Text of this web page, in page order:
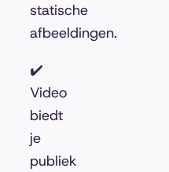
statische
afbeeldingen.
✔️
Video
biedt
je
publiek